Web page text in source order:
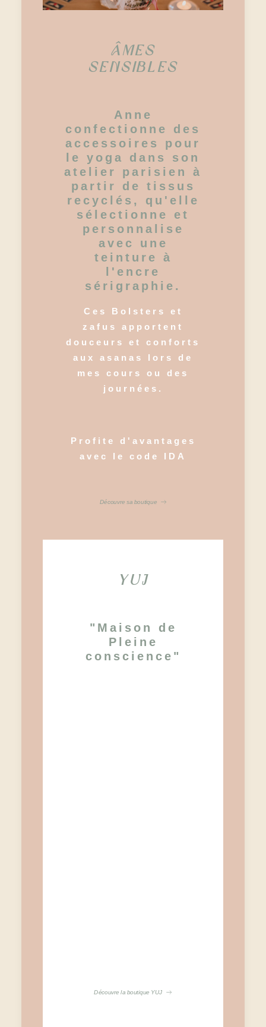
ÂMES
SENSIBLES
Anne
confectionne des
accessoires pour
le yoga dans son
atelier parisien à
partir de tissus
recyclés, qu'elle
sélectionne et
personnalise
avec une
teinture à
l'encre
sérigraphie.
Ces Bolsters et
zafus apportent
douceurs et conforts
aux asanas lors de
mes cours ou des
journées.
Profite d'avantages
avec le code IDA
Découvre sa boutique
YUJ
"Maison de
Pleine
conscience"
Découvre la boutique YUJ